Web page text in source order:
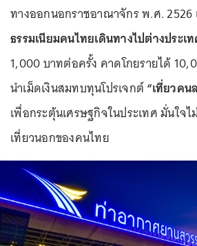
ทางออกนอกราชอาณาจักร พ.ศ. 2526
ธรรมเนียมคนไทยเดินทางไปต่างประเ
1,000 บาทต่อครั้ง คาดโกยรายได้
นำเม็ดเงินสมทบทุนโปรเจกต์“เที่ยวคน
เพื่อกระตุ้นเศรษฐกิจในประเทศ มั่นใจ
เที่ยวนอกของคนไทย